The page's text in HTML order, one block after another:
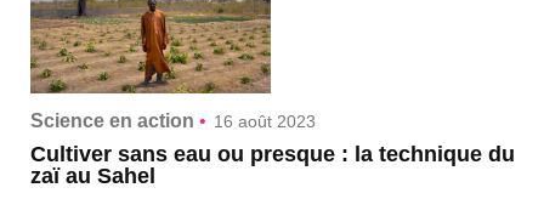
Science en action • 16 août 2023
Cultiver sans eau ou presque : la technique du
zaï au Sahel